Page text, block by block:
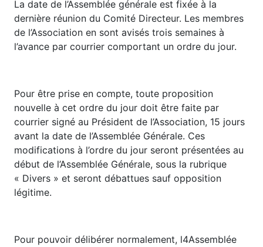
La date de l’Assemblée générale est fixée à la
dernière réunion du Comité Directeur. Les membres
de l’Association en sont avisés trois semaines à
l’avance par courrier comportant un ordre du jour.
Pour être prise en compte, toute proposition
nouvelle à cet ordre du jour doit être faite par
courrier signé au Président de l’Association, 15 jours
avant la date de l’Assemblée Générale. Ces
modifications à l’ordre du jour seront présentées au
début de l’Assemblée Générale, sous la rubrique
« Divers » et seront débattues sauf opposition
légitime.
Pour pouvoir délibérer normalement, l4Assemblée